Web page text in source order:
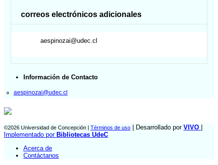
correos electrónicos adicionales
aespinozai@udec.cl
Información de Contacto
aespinozai@udec.cl
©2026 Universidad de Concepción | Términos de uso | Desarrollado por VIVO |
Implementado por Bibliotecas UdeC
Acerca de
Contáctanos